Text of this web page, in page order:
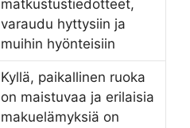
matkustustiedotteet,
varaudu hyttysiin ja
muihin hyönteisiin
Kyllä, paikallinen ruoka
on maistuvaa ja erilaisia
makuelämyksiä on